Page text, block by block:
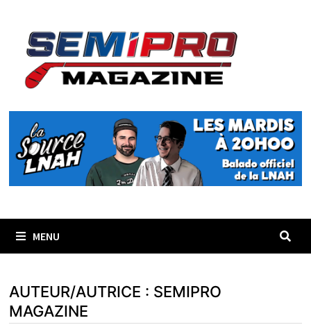
contenu
MENU
AUTEUR/AUTRICE : SEMIPRO
MAGAZINE